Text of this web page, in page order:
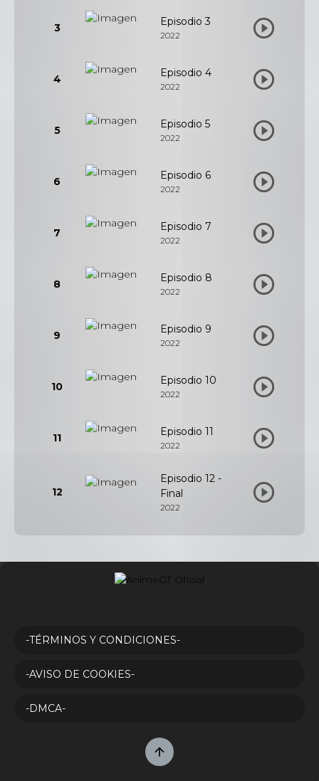
3 Episodio 3
2022
4 Episodio 4
2022
5 Episodio 5
2022
6 Episodio 6
2022
7 Episodio 7
2022
8 Episodio 8
2022
9 Episodio 9
2022
10 Episodio 10
2022
11 Episodio 11
2022
12
Episodio 12 -
Final
2022
-TÉRMINOS Y CONDICIONES-
-AVISO DE COOKIES-
-DMCA-